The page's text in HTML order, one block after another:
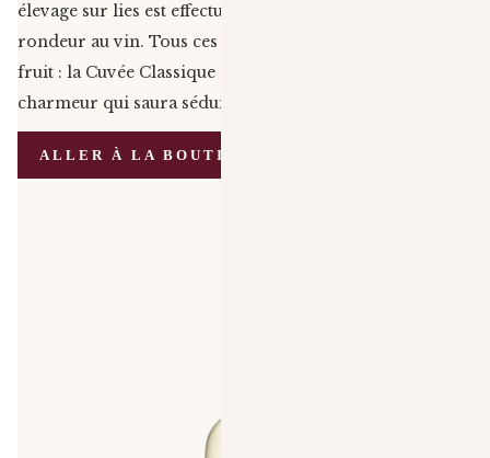
élevage sur lies est effectué afin d’apporter de la
rondeur au vin. Tous ces soins méticuleux portent leur
fruit : la Cuvée Classique est un vin gourmand et
charmeur qui saura séduire de nombreux amateurs.
ALLER À LA BOUTIQUE